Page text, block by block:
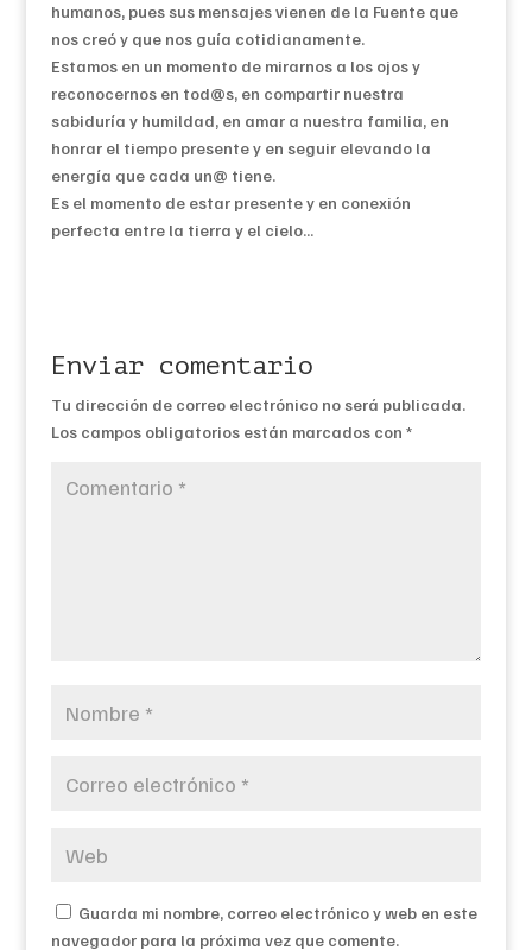
humanos, pues sus mensajes vienen de la Fuente que
nos creó y que nos guía cotidianamente.
Estamos en un momento de mirarnos a los ojos y
reconocernos en tod@s, en compartir nuestra
sabiduría y humildad, en amar a nuestra familia, en
honrar el tiempo presente y en seguir elevando la
energía que cada un@ tiene.
Es el momento de estar presente y en conexión
perfecta entre la tierra y el cielo…
Enviar comentario
Tu dirección de correo electrónico no será publicada.
Los campos obligatorios están marcados con *
Guarda mi nombre, correo electrónico y web en este
navegador para la próxima vez que comente.